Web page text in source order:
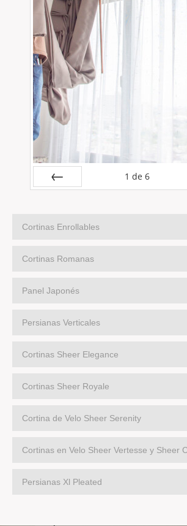
1 de 6
Cortinas Enrollables
Cortinas Romanas
Panel Japonés
Persianas Verticales
Cortinas Sheer Elegance
Cortinas Sheer Royale
Cortina de Velo Sheer Serenity
Cortinas en Velo Sheer Vertesse y Sheer
Persianas Xl Pleated